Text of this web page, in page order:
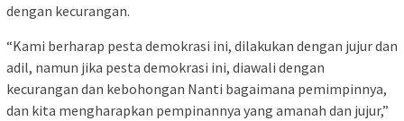
dengan kecurangan.
“Kami berharap pesta demokrasi ini, dilakukan dengan jujur dan
adil, namun jika pesta demokrasi ini, diawali dengan
kecurangan dan kebohongan Nanti bagaimana pemimpinnya,
dan kita mengharapkan pempinannya yang amanah dan jujur,”